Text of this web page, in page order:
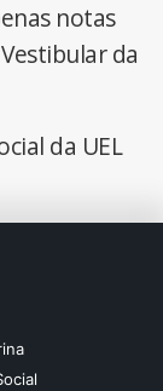
notas
da
da UEL